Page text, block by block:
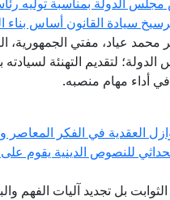
سيادة القانون أساس بناء
محمد عياد، مفتي الجمهورية،
لتقديم التهنئة
في أداء مهام منصبه.
العقدية في الفكر المعاصر
للنصوص الدينية يقوم
الثوابت بل تجديد آليات الفهم